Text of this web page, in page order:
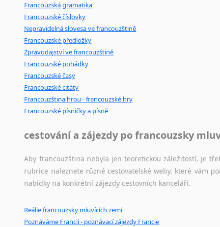
Francouzská gramatika
Francouzské číslovky
Nepravidelná slovesa ve francouzštině
Francouzské předložky
Zpravodajství ve francouzštině
Francouzské pohádky
Francouzské časy
Francouzské citáty
Francouzština hrou - francouzské hry
Francouzské písničky a písně
cestování a zájezdy po francouzsky
Aby francouzština nebyla jen teoretickou záležitostí, je
rubrice naleznete různé cestovatelské weby, které vám
nabídky na konkrétní zájezdy cestovních kanceláří.
Reálie francouzsky mluvících zemí
Poznáváme Francii - poznávací zájezdy Francie